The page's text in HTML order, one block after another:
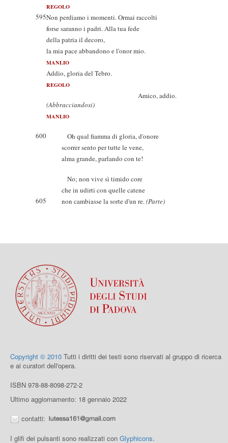
REGOLO
595Non perdiamo i momenti. Ormai raccolti
forse saranno i padri. Alla tua fede
della patria il decoro,
la mia pace abbandono e l'onor mio.
MANLIO
Addio, gloria del Tebro.
REGOLO
Amico, addio.
(Abbracciandosi)
MANLIO
600
Oh qual fiamma di gloria, d'onore
scorrer sento per tutte le vene,
alma grande, parlando con te!
No; non vive sì timido core
che in udirti con quelle catene
605
non cambiasse la sorte d'un re.(Parte)
Copyright © 2010 Tutti i diritti dei testi sono riservati al gruppo di ricerca
e ai curatori dell'opera.
ISBN 978-88-8098-272-2
Ultimo aggiornamento: 18 gennaio 2022
contatti:
I glifi dei pulsanti sono realizzati con Glyphicons.